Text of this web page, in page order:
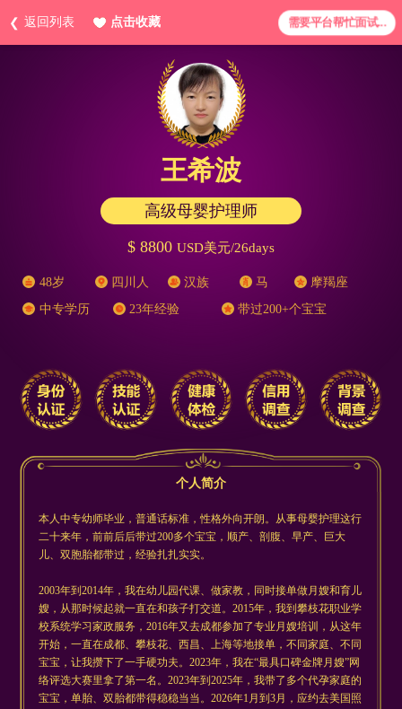
返回列表 点击收藏 需要平台帮忙面试...
王希波
高级母婴护理师
$ 8800 USD美元/26days
48岁 四川人 汉族 马
摩羯座
中专学历
23年经验 带过200+个宝宝
个人简介
本人中专幼师毕业，普通话标准，性格外向开朗。从事母婴护理这行
二十来年，前前后后带过200多个宝宝，顺产、剖腹、早产、巨大
儿、双胞胎都带过，经验扎扎实实。
2003年到2014年，我在幼儿园代课、做家教，同时接单做月嫂和育儿
嫂，从那时候起就一直在和孩子打交道。2015年，我到攀枝花职业学
校系统学习家政服务，2016年又去成都参加了专业月嫂培训，从这年
开始，一直在成都、攀枝花、西昌、上海等地接单，不同家庭、不同
宝宝，让我攒下了一手硬功夫。2023年，我在“最具口碑金牌月嫂”网
络评选大赛里拿了第一名。2023年到2025年，我带了多个代孕家庭的
宝宝，单胎、双胎都带得稳稳当当。2026年1月到3月，应约去美国照